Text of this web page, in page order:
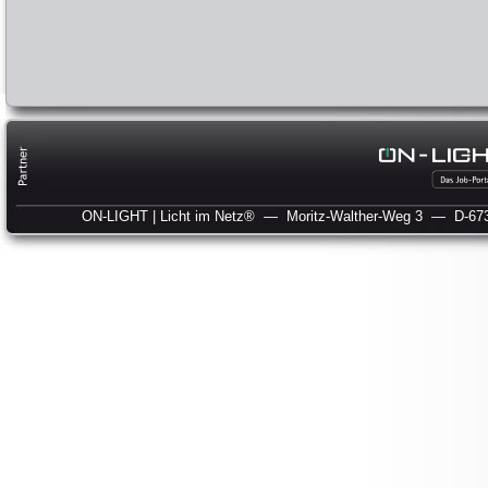
ON-LIGHT | Licht im Netz® — Moritz-Walther-Weg 3 — D-